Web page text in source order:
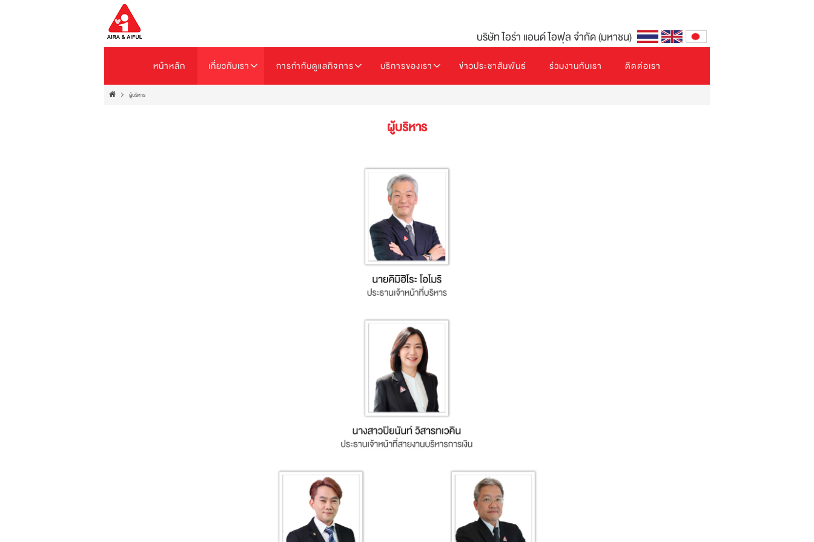
บริษัท ไอร่า แอนด์ ไอฟุล จำกัด (มหาชน)
หน้าหลัก เกี่ยวกับเรา การกำกับดูแลกิจการ บริการของเรา ข่าวประชาสัมพันธ์ ร่วมงานกับเรา ติดต่อเรา
ผู้บริหาร
ผู้บริหาร